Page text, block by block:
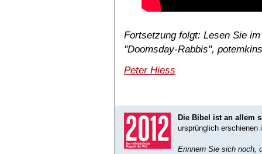
Fortsetzung folgt: Lesen Sie
"Doomsday-Rabbis",
Peter Hiess
Die Bibel ist an allem
ursprünglich erschienen
Erinnern Sie sich noch,